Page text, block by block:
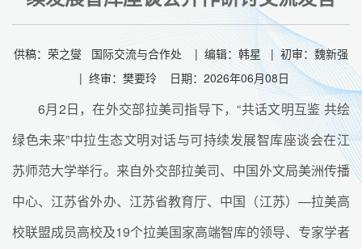
供稿：荣之燮 国际交流与合作处 | 编辑：韩星 | 初审：魏新强
| 终审：樊要玲 日期：2026年06月08日
6月2日，在外交部拉美司指导下，“共话文明互鉴 共绘
绿色未来”中拉生态文明对话与可持续发展智库座谈会在江
苏师范大学举行。来自外交部拉美司、中国外文局美洲传播
中心、江苏省外办、江苏省教育厅、中国（江苏）—拉美高
校联盟成员高校及19个拉美国家高端智库的领导、专家学者